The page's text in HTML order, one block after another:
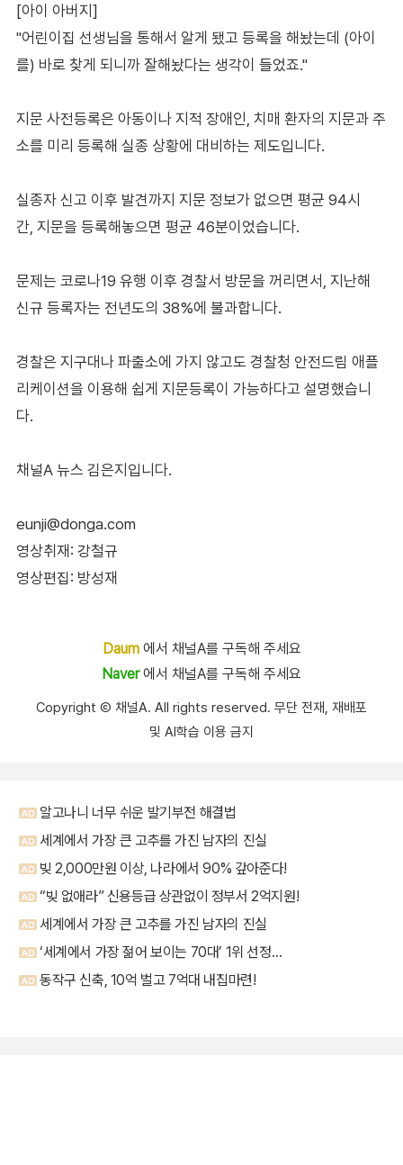
[아이 아버지]
"어린이집 선생님을 통해서 알게 됐고 등록을 해놨는데 (아이
를) 바로 찾게 되니까 잘해놨다는 생각이 들었죠."
지문 사전등록은 아동이나 지적 장애인, 치매 환자의 지문과 주
소를 미리 등록해 실종 상황에 대비하는 제도입니다.
실종자 신고 이후 발견까지 지문 정보가 없으면 평균 94시
간, 지문을 등록해놓으면 평균 46분이었습니다.
문제는 코로나19 유행 이후 경찰서 방문을 꺼리면서, 지난해
신규 등록자는 전년도의 38%에 불과합니다.
경찰은 지구대나 파출소에 가지 않고도 경찰청 안전드림 애플
리케이션을 이용해 쉽게 지문등록이 가능하다고 설명했습니
다.
채널A 뉴스 김은지입니다.
eunji@donga.com
영상취재: 강철규
영상편집: 방성재
Daum에서 채널A를 구독해 주세요
Naver에서 채널A를 구독해 주세요
Copyright Ⓒ 채널A. All rights reserved. 무단 전재, 재배포
및 AI학습 이용 금지